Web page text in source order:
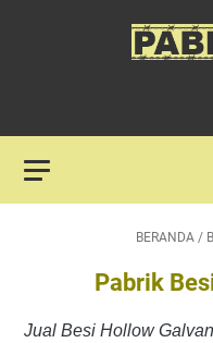
BERANDA /
Pabrik
Jual Besi Hollow